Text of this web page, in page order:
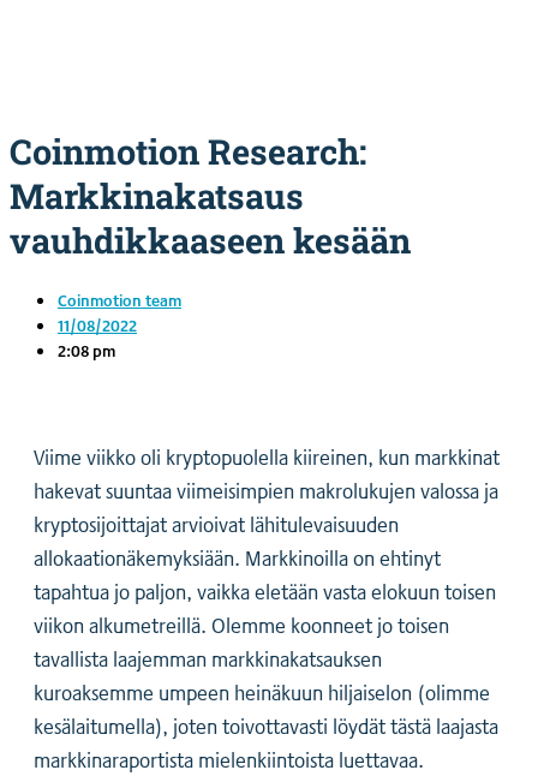
Coinmotion Research:
Markkinakatsaus
vauhdikkaaseen kesään
Coinmotion team
11/08/2022
2:08 pm
Viime viikko oli kryptopuolella kiireinen, kun markkinat
hakevat suuntaa viimeisimpien makrolukujen valossa ja
kryptosijoittajat arvioivat lähitulevaisuuden
allokaationäkemyksiään. Markkinoilla on ehtinyt
tapahtua jo paljon, vaikka eletään vasta elokuun toisen
viikon alkumetreillä. Olemme koonneet jo toisen
tavallista laajemman markkinakatsauksen
kuroaksemme umpeen heinäkuun hiljaiselon (olimme
kesälaitumella), joten toivottavasti löydät tästä laajasta
markkinaraportista mielenkiintoista luettavaa.